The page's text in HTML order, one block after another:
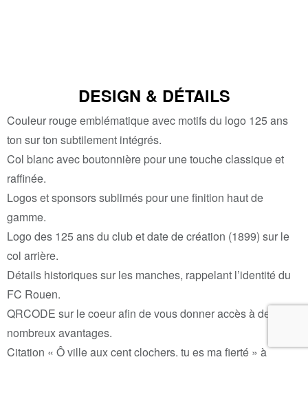
DESIGN & DÉTAILS
Couleur rouge emblématique avec motifs du logo 125 ans
ton sur ton subtilement intégrés.
Col blanc avec boutonnière pour une touche classique et
raffinée.
Logos et sponsors sublimés pour une finition haut de
gamme.
Logo des 125 ans du club et date de création (1899) sur le
col arrière.
Détails historiques sur les manches, rappelant l’identité du
FC Rouen.
QRCODE sur le coeur afin de vous donner accès à de
nombreux avantages.
Citation « Ô ville aux cent clochers, tu es ma fierté » à